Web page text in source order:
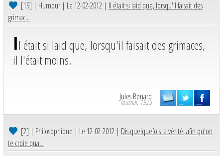
[19] | Humour | Le 12-02-2012 | Il était si laid que, lorsqu'il faisait des
grimac...
Il était si laid que, lorsqu'il faisait des grimaces,
il l'était moins.
Jules Renard
Journal. 1925
[2] | Philosophique | Le 12-02-2012 | Dis quelquefois la vérité, afin qu'on
te croie qua...